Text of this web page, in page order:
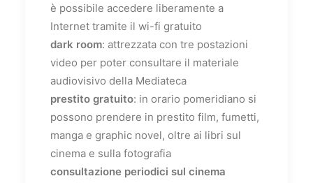
è possibile accedere liberamente a
Internet tramite il wi-fi gratuito
dark room: attrezzata con tre postazioni
video per poter consultare il materiale
audiovisivo della Mediateca
prestito gratuito: in orario pomeridiano si
possono prendere in prestito film, fumetti,
manga e graphic novel, oltre ai libri sul
cinema e sulla fotografia
consultazione periodici sul cinema